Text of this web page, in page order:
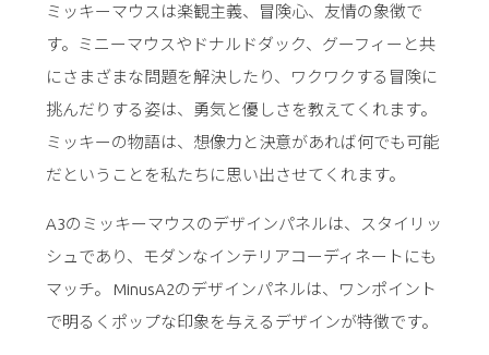
ミッキーマウスは楽観主義、冒険心、友情の象徴で
す。ミニーマウスやドナルドダック、グーフィーと共
にさまざまな問題を解決したり、ワクワクする冒険に
挑んだりする姿は、勇気と優しさを教えてくれます。
ミッキーの物語は、想像力と決意があれば何でも可能
だということを私たちに思い出させてくれます。
A3のミッキーマウスのデザインパネルは、スタイリッ
シュであり、モダンなインテリアコーディネートにも
マッチ。 MinusA2のデザインパネルは、ワンポイント
で明るくポップな印象を与えるデザインが特徴です。